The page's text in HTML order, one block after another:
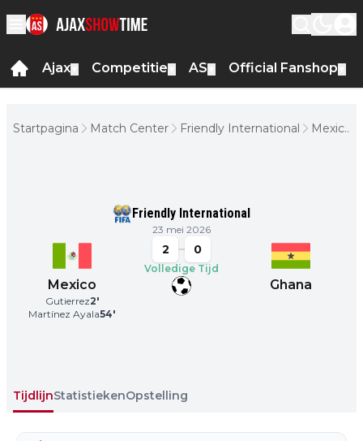
Ajax Competitie AS Official Fanshop
Startpagina Match Center Friendly International
Mexico
Friendly International
23 mei 2026
Mexico
Gutierrez2'
Martínez Ayala54'
2 0
Volledige Tijd
Ghana
TijdlijnStatistiekenOpstelling